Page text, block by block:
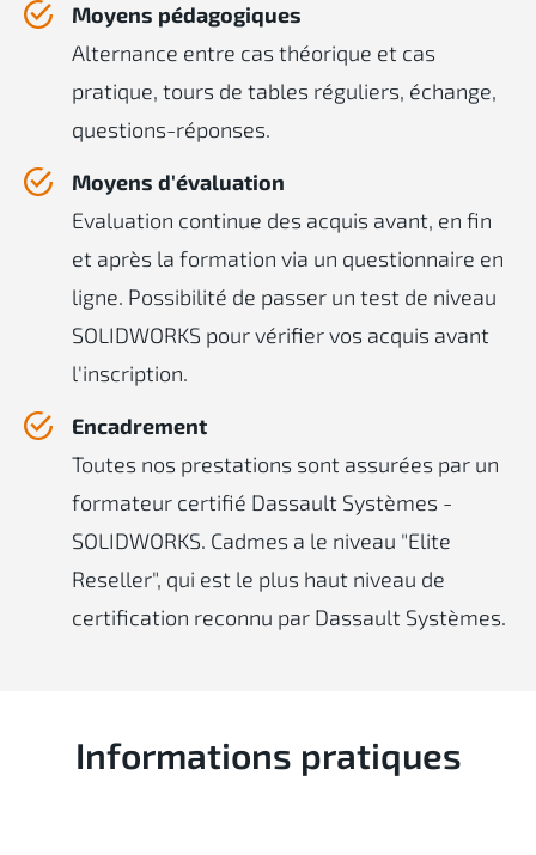
Moyens pédagogiques
Alternance entre cas théorique et cas
pratique, tours de tables réguliers, échange,
questions-réponses.
Moyens d'évaluation
Evaluation continue des acquis avant, en fin
et après la formation via un questionnaire en
ligne. Possibilité de passer un test de niveau
SOLIDWORKS pour vérifier vos acquis avant
l'inscription.
Encadrement
Toutes nos prestations sont assurées par un
formateur certifié Dassault Systèmes -
SOLIDWORKS. Cadmes a le niveau "Elite
Reseller", qui est le plus haut niveau de
certification reconnu par Dassault Systèmes.
Informations pratiques